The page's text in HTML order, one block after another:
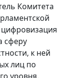
Комитета
цифровизация
сферу
к ней
лиц по
уровня,